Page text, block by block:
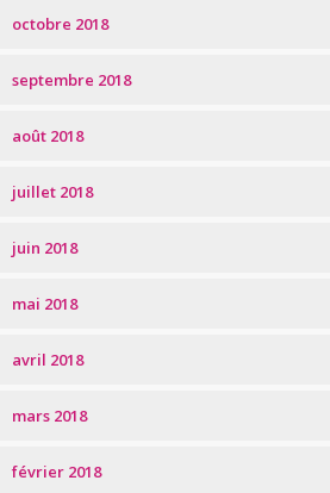
octobre 2018
septembre 2018
août 2018
juillet 2018
juin 2018
mai 2018
avril 2018
mars 2018
février 2018